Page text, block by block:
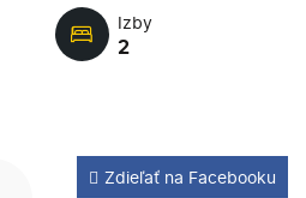
Izby
2
Zdieľať na Facebooku